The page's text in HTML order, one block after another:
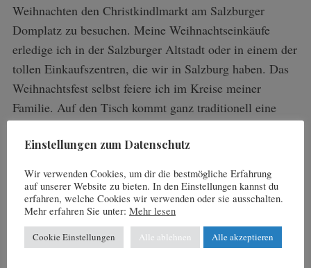
Weihnachten den Christkindlmarkt am Salzburger
Domplatz zu besuchen. Meine Weihnachtseinkäufe
erledige ich in der Salzburger Altstadt oder in einem der
tollen Einkaufszentren, die wir in Salzburg haben. Das
Weihnachtsfest selbst feiere ich im Kreise meiner
Familie. Auf den Tisch kommt ganz traditionell eine
beschaulich ab, damit ich fit für die Rennen im Jänner
Infos:
www.salzburg.info
Während ich im Sommer gerne ins Kajak oder auf
Einstellungen zum Datenschutz
Wir verwenden Cookies, um dir die bestmögliche Erfahrung
auf unserer Website zu bieten. In den Einstellungen kannst du
erfahren, welche Cookies wir verwenden oder sie ausschalten.
Mehr erfahren Sie unter: Mehr lesen
Cookie Einstellungen Alle ablehnen Alle akzeptieren